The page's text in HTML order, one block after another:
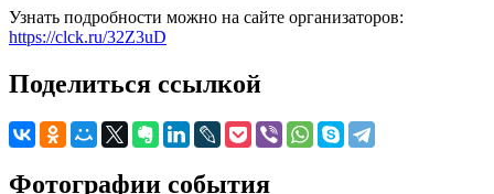
Узнать подробности можно на сайте организаторов:
https://clck.ru/32Z3uD
Поделиться ссылкой
Фотографии события